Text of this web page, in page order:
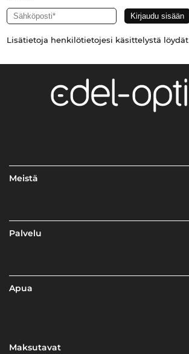
Lisätietoja henkilötietojesi käsittelystä löydät
Meistä
Palvelu
Apua
Maksutavat